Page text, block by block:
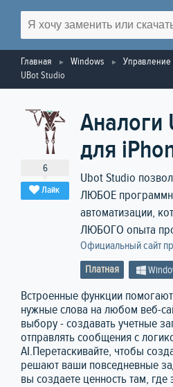
Главная Windows
Управление
UBot Studio
6
Лайк
Аналоги
для
Ubot Studio
ЛЮБОЕ
автоматизации,
ЛЮБОГО опыта
Официальный сайт
Платная
Встроенные функции
нужные слова на любом веб-
выбору - создавать учетные
отправлять сообщения с
AI.Перетаскивайте, чтобы
решают ваши повседневные
вы создаете ценность там,